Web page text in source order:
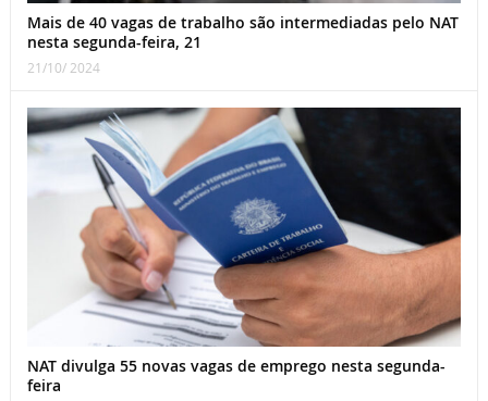
Mais de 40 vagas de trabalho são intermediadas pelo NAT
nesta segunda-feira, 21
21/10/ 2024
NAT divulga 55 novas vagas de emprego nesta segunda-
feira